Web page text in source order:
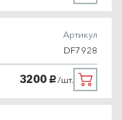
Артикул
DF7928
3200 руб./шт.